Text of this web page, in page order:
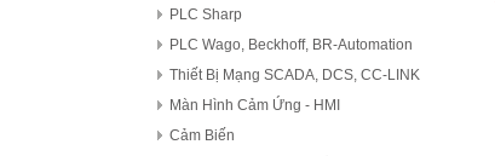
PLC Sharp
PLC Wago, Beckhoff, BR-Automation
Thiết Bị Mạng SCADA, DCS, CC-LINK
Màn Hình Cảm Ứng - HMI
Cảm Biến